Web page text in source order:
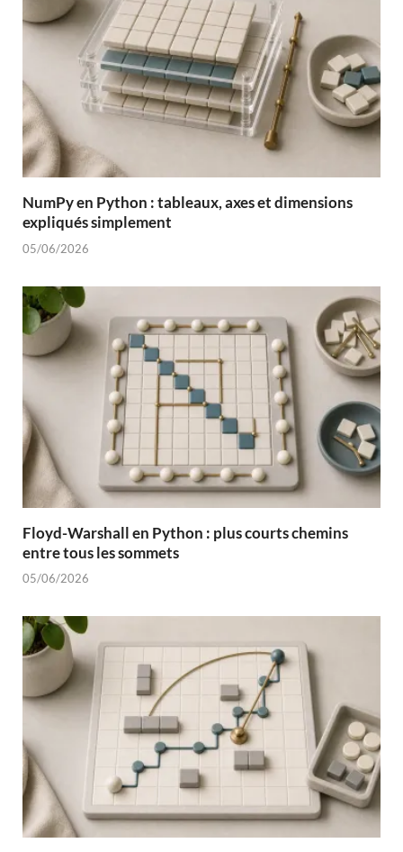
NumPy en Python : tableaux, axes et dimensions
expliqués simplement
05/06/2026
Floyd-Warshall en Python : plus courts chemins
entre tous les sommets
05/06/2026